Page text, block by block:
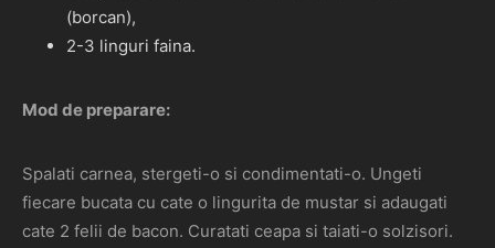
(borcan),
2-3 linguri faina.
Mod de preparare:
Spalati carnea, stergeti-o si condimentati-o. Ungeti
fiecare bucata cu cate o lingurita de mustar si adaugati
cate 2 felii de bacon. Curatati ceapa si taiati-o solzisori.